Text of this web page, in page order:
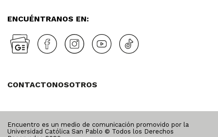
ENCUÉNTRANOS EN:
CONTACTONOSOTROS
Encuentro es un medio de comunicación promovido por la
Universidad Católica San Pablo © Todos los Derechos